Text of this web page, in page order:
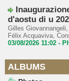
d'aostu di u
Gilles
Félix Acquaviva,
03/08/2026 11:02 -
ALBUMS